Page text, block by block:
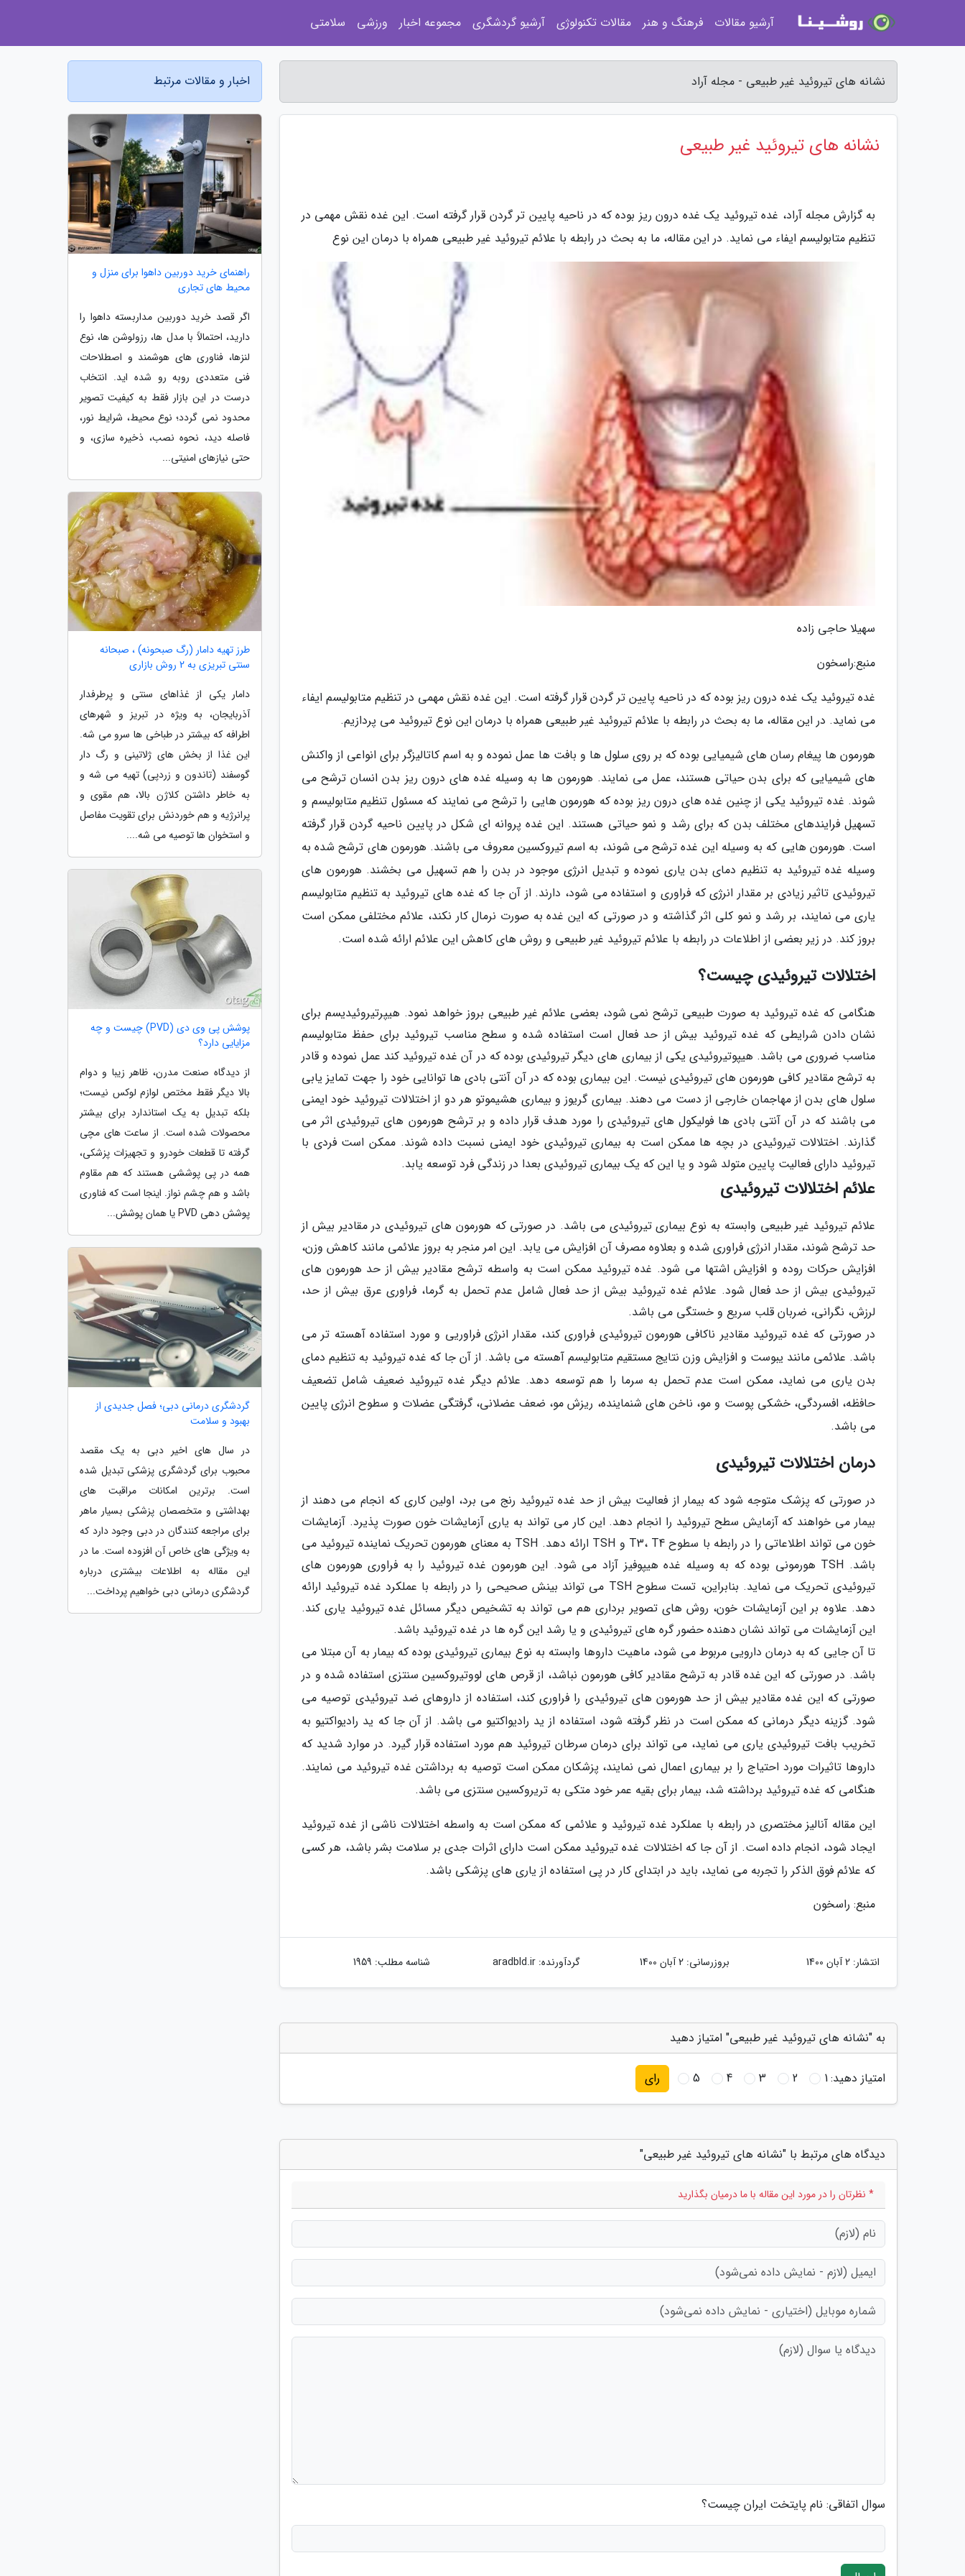
نشانه های تیروئید غیر طبیعی - مجله آراد
نشانه های تیروئید غیر طبیعی
به گزارش مجله آراد، غده تیروئید یک غده درون ریز بوده که در ناحیه پایین تر گردن قرار گرفته است. این غده نقش مهمی در
تنظیم متابولیسم ایفاء می نماید. در این مقاله، ما به بحث در رابطه با علائم تیروئید غیر طبیعی همراه با درمان این نوع
سهیلا حاجی زاده
منبع:راسخون
غده تیروئید یک غده درون ریز بوده که در ناحیه پایین تر گردن قرار گرفته است. این غده نقش مهمی در تنظیم متابولیسم ایفاء
می نماید. در این مقاله، ما به بحث در رابطه با علائم تیروئید غیر طبیعی همراه با درمان این نوع تیروئید می پردازیم.
هورمون ها پیغام رسان های شیمیایی بوده که بر روی سلول ها و بافت ها عمل نموده و به اسم کاتالیزگر برای انواعی از واکنش
های شیمیایی که برای بدن حیاتی هستند، عمل می نمایند. هورمون ها به وسیله غده های درون ریز بدن انسان ترشح می
شوند. غده تیروئید یکی از چنین غده های درون ریز بوده که هورمون هایی را ترشح می نمایند که مسئول تنظیم متابولیسم و
تسهیل فرایندهای مختلف بدن که برای رشد و نمو حیاتی هستند. این غده پروانه ای شکل در پایین ناحیه گردن قرار گرفته
است. هورمون هایی که به وسیله این غده ترشح می شوند، به اسم تیروکسین معروف می باشند. هورمون های ترشح شده به
وسیله غده تیروئید به تنظیم دمای بدن یاری نموده و تبدیل انرژی موجود در بدن را هم تسهیل می بخشند. هورمون های
تیروئیدی تاثیر زیادی بر مقدار انرژی که فراوری و استفاده می شود، دارند. از آن جا که غده های تیروئید به تنظیم متابولیسم
یاری می نمایند، بر رشد و نمو کلی اثر گذاشته و در صورتی که این غده به صورت نرمال کار نکند، علائم مختلفی ممکن است
بروز کند. در زیر بعضی از اطلاعات در رابطه با علائم تیروئید غیر طبیعی و روش های کاهش این علائم ارائه شده است.
اختلالات تیروئیدی چیست؟
هنگامی که غده تیروئید به صورت طبیعی ترشح نمی شود، بعضی علائم غیر طبیعی بروز خواهد نمود. هیپرتیروئیدیسم برای
نشان دادن شرایطی که غده تیروئید بیش از حد فعال است استفاده شده و سطح مناسب تیروئید برای حفظ متابولیسم
مناسب ضروری می باشد. هیپوتیروئیدی یکی از بیماری های دیگر تیروئیدی بوده که در آن غده تیروئید کند عمل نموده و قادر
به ترشح مقادیر کافی هورمون های تیروئیدی نیست. این بیماری بوده که در آن آنتی بادی ها توانایی خود را جهت تمایز یابی
سلول های بدن از مهاجمان خارجی از دست می دهند. بیماری گریوز و بیماری هشیموتو هر دو از اختلالات تیروئید خود ایمنی
می باشند که در آن آنتی بادی ها فولیکول های تیروئیدی را مورد هدف قرار داده و بر ترشح هورمون های تیروئیدی اثر می
گذارند. اختلالات تیروئیدی در بچه ها ممکن است به بیماری تیروئیدی خود ایمنی نسبت داده شوند. ممکن است فردی با
تیروئید دارای فعالیت پایین متولد شود و یا این که یک بیماری تیروئیدی بعدا در زندگی فرد توسعه یابد.
علائم اختلالات تیروئیدی
علائم تیروئید غیر طبیعی وابسته به نوع بیماری تیروئیدی می باشد. در صورتی که هورمون های تیروئیدی در مقادیر بیش از
حد ترشح شوند، مقدار انرژی فراوری شده و بعلاوه مصرف آن افزایش می یابد. این امر منجر به بروز علائمی مانند کاهش وزن،
افزایش حرکات روده و افزایش اشتها می شود. غده تیروئید ممکن است به واسطه ترشح مقادیر بیش از حد هورمون های
تیروئیدی بیش از حد فعال شود. علائم غده تیروئید بیش از حد فعال شامل عدم تحمل به گرما، فراوری عرق بیش از حد،
لرزش، نگرانی، ضربان قلب سریع و خستگی می باشد.
در صورتی که غده تیروئید مقادیر ناکافی هورمون تیروئیدی فراوری کند، مقدار انرژی فراوریی و مورد استفاده آهسته تر می
باشد. علائمی مانند یبوست و افزایش وزن نتایج مستقیم متابولیسم آهسته می باشد. از آن جا که غده تیروئید به تنظیم دمای
بدن یاری می نماید، ممکن است عدم تحمل به سرما را هم توسعه دهد. علائم دیگر غده تیروئید ضعیف شامل تضعیف
حافظه، افسردگی، خشکی پوست و مو، ناخن های شنماینده، ریزش مو، ضعف عضلانی، گرفتگی عضلات و سطوح انرژی پایین
می باشد.
درمان اختلالات تیروئیدی
در صورتی که پزشک متوجه شود که بیمار از فعالیت بیش از حد غده تیروئید رنج می برد، اولین کاری که انجام می دهند از
بیمار می خواهند که آزمایش سطح تیروئید را انجام دهد. این کار می تواند به یاری آزمایشات خون صورت پذیرد. آزمایشات
خون می تواند اطلاعاتی را در رابطه با سطوح T3، T4 و TSH ارائه دهد. TSH به معنای هورمون تحریک نماینده تیروئید می
باشد. TSH هورمونی بوده که به وسیله غده هیپوفیز آزاد می شود. این هورمون غده تیروئید را به فراوری هورمون های
تیروئیدی تحریک می نماید. بنابراین، تست سطوح TSH می تواند بینش صحیحی را در رابطه با عملکرد غده تیروئید ارائه
دهد. علاوه بر این آزمایشات خون، روش های تصویر برداری هم می تواند به تشخیص دیگر مسائل غده تیروئید یاری کند.
این آزمایشات می تواند نشان دهنده حضور گره های تیروئیدی و یا رشد این گره ها در غده تیروئید باشد.
تا آن جایی که به درمان دارویی مربوط می شود، ماهیت داروها وابسته به نوع بیماری تیروئیدی بوده که بیمار به آن مبتلا می
باشد. در صورتی که این غده قادر به ترشح مقادیر کافی هورمون نباشد، از قرص های لووتیروکسین سنتزی استفاده شده و در
صورتی که این غده مقادیر بیش از حد هورمون های تیروئیدی را فراوری کند، استفاده از داروهای ضد تیروئیدی توصیه می
شود. گزینه دیگر درمانی که ممکن است در نظر گرفته شود، استفاده از ید رادیواکتیو می باشد. از آن جا که ید رادیواکتیو به
تخریب بافت تیروئیدی یاری می نماید، می تواند برای درمان سرطان تیروئید هم مورد استفاده قرار گیرد. در موارد شدید که
داروها تاثیرات مورد احتیاج را بر بیماری اعمال نمی نمایند، پزشکان ممکن است توصیه به برداشتن غده تیروئید می نمایند.
هنگامی که غده تیروئید برداشته شد، بیمار برای بقیه عمر خود متکی به تریروکسین سنتزی می باشد.
این مقاله آنالیز مختصری در رابطه با عملکرد غده تیروئید و علائمی که ممکن است به واسطه اختلالات ناشی از غده تیروئید
ایجاد شود، انجام داده است. از آن جا که اختلالات غده تیروئید ممکن است دارای اثرات جدی بر سلامت بشر باشد، هر کسی
که علائم فوق الذکر را تجربه می نماید، باید در ابتدای کار در پی استفاده از یاری های پزشکی باشد.
منبع: راسخون
انتشار: 2 آبان 1400 بروزرسانی: 2 آبان 1400 گردآورنده:aradbld.ir شناسه مطلب: 1959
به "نشانه های تیروئید غیر طبیعی" امتیاز دهید
امتیاز دهید:1
2
3
4
5 رای
دیدگاه های مرتبط با "نشانه های تیروئید غیر طبیعی"
* نظرتان را در مورد این مقاله با ما درمیان بگذارید
سوال اتفاقی: نام پایتخت ایران چیست؟
اخبار و مقالات مرتبط
راهنمای خرید دوربین داهوا برای منزل و
محیط های تجاری
اگر قصد خرید دوربین مداربسته داهوا را
دارید، احتمالاً با مدل ها، رزولوشن ها، نوع
لنزها، فناوری های هوشمند و اصطلاحات
فنی متعددی روبه رو شده اید. انتخاب
درست در این بازار فقط به کیفیت تصویر
محدود نمی گردد؛ نوع محیط، شرایط نور،
فاصله دید، نحوه نصب، ذخیره سازی، و
حتی نیازهای امنیتی...
طرز تهیه دامار (رگ صبحونه) ، صبحانه
سنتی تبریزی به 2 روش بازاری
دامار یکی از غذاهای سنتی و پرطرفدار
آذربایجان، به ویژه در تبریز و شهرهای
اطرافه که بیشتر در طباخی ها سرو می شه.
این غذا از بخش های ژلاتینی و رگ دار
گوسفند (تاندون و زردپی) تهیه می شه و
به خاطر داشتن کلاژن بالا، هم مقوی و
پرانرژیه و هم خوردنش برای تقویت مفاصل
و استخوان ها توصیه می شه....
پوشش پی وی دی (PVD) چیست و چه
مزایایی دارد؟
از دیدگاه صنعت مدرن، ظاهر زیبا و دوام
بالا دیگر فقط مختص لوازم لوکس نیست؛
بلکه تبدیل به یک استاندارد برای بیشتر
محصولات شده است. از ساعت های مچی
گرفته تا قطعات خودرو و تجهیزات پزشکی،
همه در پی پوششی هستند که هم مقاوم
باشد و هم چشم نواز. اینجا است که فناوری
پوشش دهی PVD یا همان پوشش...
گردشگری درمانی دبی؛ فصل جدیدی از
بهبود و سلامت
در سال های اخیر دبی به یک مقصد
محبوب برای گردشگری پزشکی تبدیل شده
است. برترین امکانات مراقبت های
بهداشتی و متخصصان پزشکی بسیار ماهر
برای مراجعه کنندگان در دبی وجود دارد که
به ویژگی های خاص آن افزوده است. ما در
این مقاله به اطلاعات بیشتری درباره
گردشگری درمانی دبی خواهیم پرداخت...
آرشیو مقالات فرهنگ و هنر مقالات تکنولوژی آرشیو گردشگری مجموعه اخبار ورزشی سلامتی